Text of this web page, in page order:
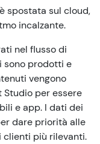
spostata sul cloud,
incalzante.
nel flusso di
sono prodotti e
vengono
Studio per essere
e app. I dati dei
dare priorità alle
clienti più rilevanti.